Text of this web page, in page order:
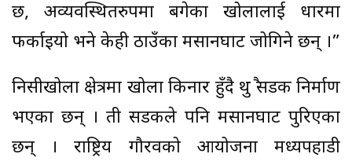
छ, अव्यवस्थितरुपमा बगेका खोलालाई धारमा
फर्काइयो भने केही ठाउँका मसानघाट जोगिने छन् ।”
निसीखोला क्षेत्रमा खोला किनार हुँदै थुप्रै सडक निर्माण
भएका छन् । ती सडकले पनि मसानघाट पुरिएका
छन् । राष्ट्रिय गौरवको आयोजना मध्यपहाडी